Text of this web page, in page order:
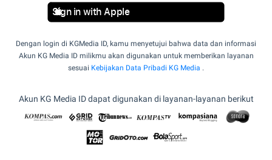
Sign in with Apple
Dengan login di KGMedia ID, kamu menyetujui bahwa data dan informasi
Akun KG Media ID milikmu akan digunakan untuk memberikan layanan
sesuai Kebijakan Data Pribadi KG Media .
Akun KG Media ID dapat digunakan di layanan-layanan berikut